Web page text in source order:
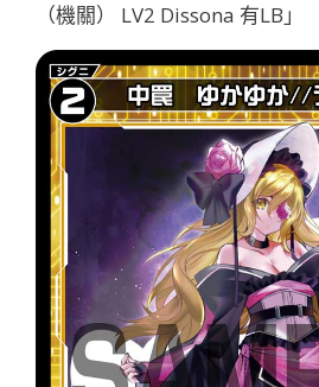
（機關） LV2 Dissona 有LB」